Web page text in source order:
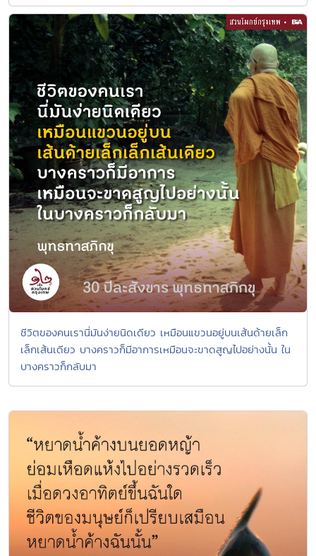
ชีวิตของคนเรานี่มันง่ายนิดเดียว เหมือนแขวนอยู่บนเส้นด้ายเล็ก
เล็กเส้นเดียว บางคราวก็มีอาการเหมือนจะขาดสูญไปอย่างนั้น ใน
บางคราวก็กลับมา